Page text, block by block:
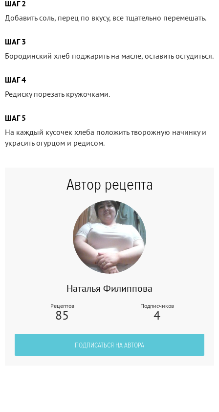
ШАГ 2
Добавить соль, перец по вкусу, все тщательно перемешать.
ШАГ 3
Бородинский хлеб поджарить на масле, оставить остудиться.
ШАГ 4
Редиску порезать кружочками.
ШАГ 5
На каждый кусочек хлеба положить творожную начинку и
украсить огурцом и редисом.
Автор рецепта
Наталья Филиппова
Рецептов
85
Подписчиков
4
ПОДПИСАТЬСЯ НА АВТОРА